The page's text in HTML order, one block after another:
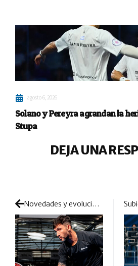
agosto 6, 2026
Solano y Pereyra agrandan la
Stupa
DEJA UNA
Novedades y evolución en la famosa gama Diablo